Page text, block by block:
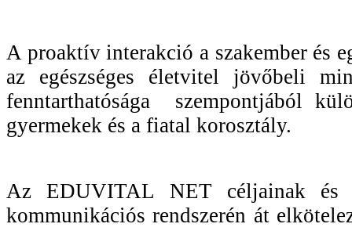
A proaktív interakció a szakember és
az egészséges életvitel jövőbeli
fenntarthatósága szempontjából
gyermekek és a fiatal korosztály.
Az EDUVITAL NET céljainak és
kommunikációs rendszerén át